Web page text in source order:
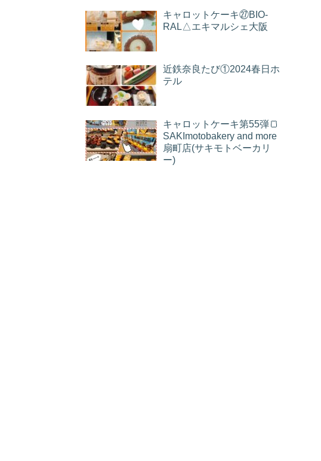
キャロットケーキ㉗BIO-
RAL△エキマルシェ大阪
近鉄奈良たび①2024春日ホ
テル
キャロットケーキ第55弾🍞
SAKImotobakery and more
扇町店(サキモトベーカリ
ー)